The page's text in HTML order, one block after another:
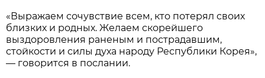
«Выражаем сочувствие всем, кто потерял своих
близких и родных. Желаем скорейшего
выздоровления раненым и пострадавшим,
стойкости и силы духа народу Республики Корея»,
— говорится в послании.